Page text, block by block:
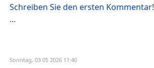
Schreiben Sie den ersten Kommentar!
...
Sonntag, 03 05 2026 11:40